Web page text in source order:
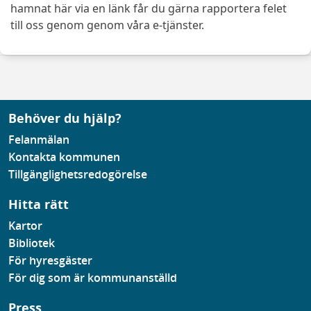
hamnat här via en länk får du gärna rapportera felet
till oss genom genom våra e-tjänster.
Behöver du hjälp?
Felanmälan
Kontakta kommunen
Tillgänglighetsredogörelse
Hitta rätt
Kartor
Bibliotek
För hyresgäster
För dig som är kommunanställd
Press